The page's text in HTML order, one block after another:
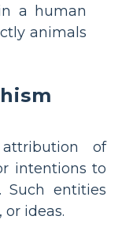
a human
animals
of
intentions to
entities
ideas.